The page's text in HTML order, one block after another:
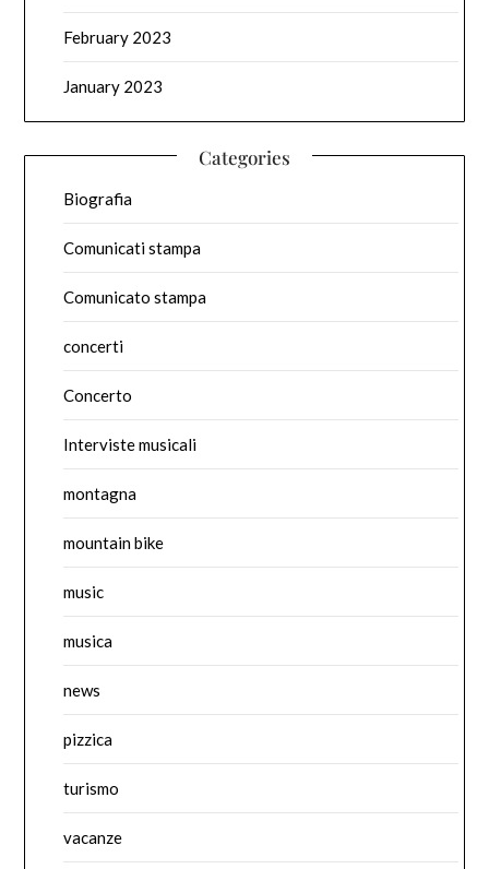
February 2023
January 2023
Categories
Biografia
Comunicati stampa
Comunicato stampa
concerti
Concerto
Interviste musicali
montagna
mountain bike
music
musica
news
pizzica
turismo
vacanze